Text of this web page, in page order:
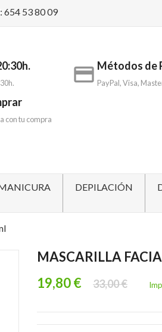
654 53 80 09
payment Métodos de
PayPal, Visa,
con tu compra
DEPILACIÓN
MASCARILLA
19,80 €
33,00 €